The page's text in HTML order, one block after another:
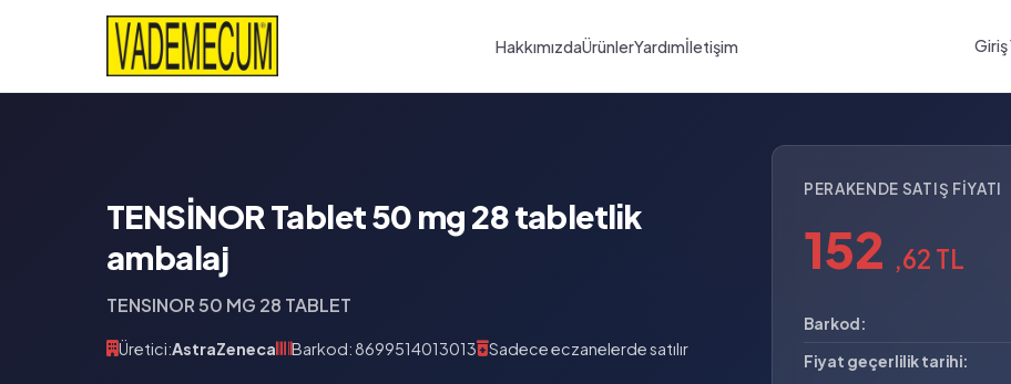
HakkımızdaÜrünlerYardımİletişim Giriş
TENSİNOR Tablet 50 mg 28 tabletlik
ambalaj
TENSINOR 50 MG 28 TABLET
Üretici:AstraZeneca Barkod: 8699514013013 Sadece eczanelerde satılır
PERAKENDE SATIŞ FIYATI
152 ,62 TL
Barkod:
Fiyat geçerlilik tarihi: